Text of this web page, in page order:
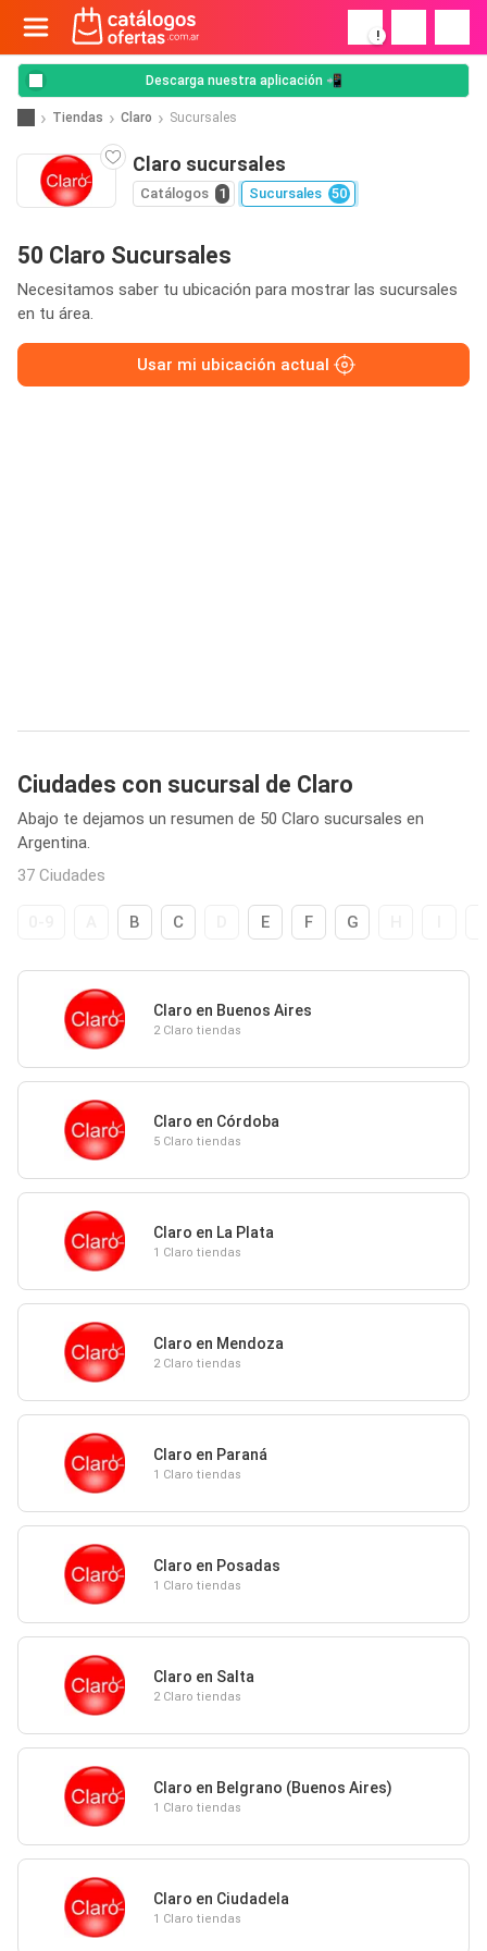
!
Descarga nuestra aplicación 📲
Tiendas Claro Sucursales
Claro sucursales
Catálogos 1 Sucursales 50
50 Claro Sucursales
Necesitamos saber tu ubicación para mostrar las sucursales
en tu área.
Usar mi ubicación actual
Ciudades con sucursal de Claro
Abajo te dejamos un resumen de 50 Claro sucursales en
Argentina.
37 Ciudades
B C E F G
Claro en Buenos Aires
2 Claro tiendas
Claro en Córdoba
5 Claro tiendas
Claro en La Plata
1 Claro tiendas
Claro en Mendoza
2 Claro tiendas
Claro en Paraná
1 Claro tiendas
Claro en Posadas
1 Claro tiendas
Claro en Salta
2 Claro tiendas
Claro en Belgrano (Buenos Aires)
1 Claro tiendas
Claro en Ciudadela
1 Claro tiendas